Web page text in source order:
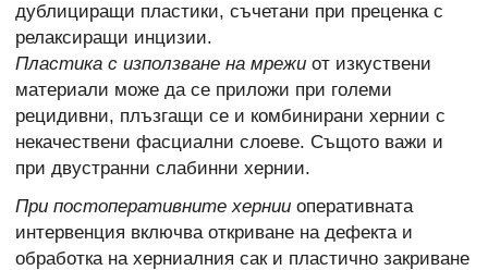
дублициращи пластики, съчетани при преценка с
релаксиращи инцизии.
Пластика с използване на мрежи от изкуствени
материали може да се приложи при големи
рецидивни, плъзгащи се и комбинирани хернии с
некачествени фасциални слоеве. Същото важи и
при двустранни слабинни хернии.
При постоперативните хернии оперативната
интервенция включва откриване на дефекта и
обработка на херниалния сак и пластично закриване